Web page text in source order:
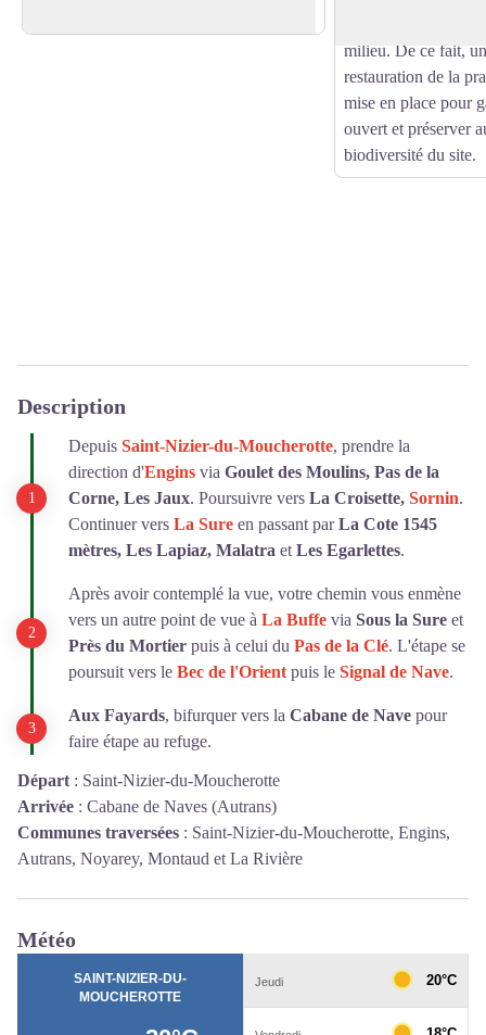
milieu. De ce fait,
restauration de la
mise en place pour
ouvert et préserver
biodiversité du site.
Description
Depuis Saint-Nizier-du-Moucherotte, prendre la
direction d'Engins via Goulet des Moulins, Pas de la
Corne, Les Jaux. Poursuivre vers La Croisette, Sornin.
Continuer vers La Sure en passant parLa Cote 1545
mètres, Les Lapiaz, Malatra et Les Egarlettes.
Après avoir contemplé la vue, votre chemin vous enmène
vers un autre point de vue à La Buffe via Sous la Sure et
Près du Mortier puis à celui du Pas de la Clé. L'étape se
poursuit vers le Bec de l'Orient puis le Signal de Nave.
Aux Fayards, bifurquer vers la Cabane de Nave pour
faire étape au refuge.
Départ : Saint-Nizier-du-Moucherotte
Arrivée : Cabane de Naves (Autrans)
Communes traversées : Saint-Nizier-du-Moucherotte, Engins,
Autrans, Noyarey, Montaud et La Rivière
Météo